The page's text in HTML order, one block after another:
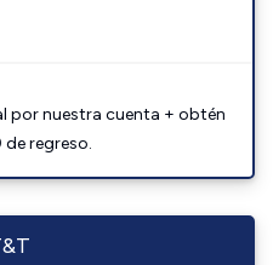
por nuestra cuenta + obtén
regreso.